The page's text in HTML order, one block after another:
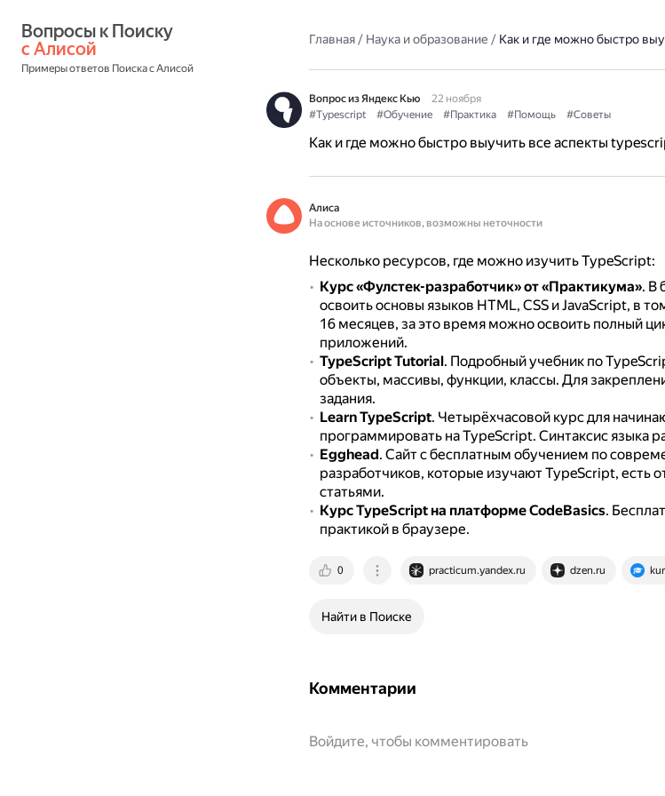
с Алисой
Примеры ответов Поиска с Алисой
Главная/ Наука и образование / Как и где можно быстро
Вопрос из Яндекс Кью
22 ноября
#Typescript
#Обучение #Практика #Помощь #Советы
Как и где можно быстро выучить все аспекты
Алиса
На основе источников, возможны неточности
Несколько ресурсов, где можно изучить TypeScript:
Курс «Фулстек-разработчик» от «Практикума». В
освоить основы языков HTML, CSS и JavaScript, в
16 месяцев, за это время можно освоить полный
приложений.
TypeScript Tutorial. Подробный учебник по
объекты, массивы, функции, классы. Для
задания.
Learn TypeScript. Четырёхчасовой курс для
программировать на TypeScript. Синтаксис языка
Egghead. Сайт с бесплатным обучением по
разработчиков, которые изучают TypeScript, есть
статьями.
Курс TypeScript на платформе CodeBasics.
практикой в браузере.
0 practicum.yandex.ru dzen.ru
Найти в Поиске
Комментарии
Войдите, чтобы комментировать